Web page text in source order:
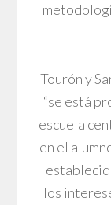
Tourón y
“se está
escuela
en el
los